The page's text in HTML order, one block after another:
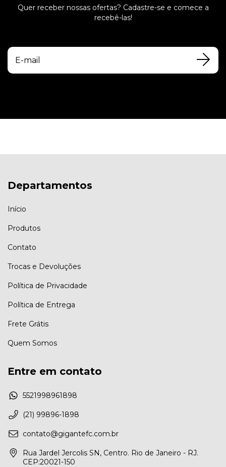
Quer receber nossas ofertas? Cadastre-se e comece a
recebê-las!
Departamentos
Início
Produtos
Contato
Trocas e Devoluções
Política de Privacidade
Política de Entrega
Frete Grátis
Quem Somos
Entre em contato
5521998961898
(21) 99896-1898
contato@gigantefc.com.br
Rua Jardel Jercolis SN, Centro. Rio de Janeiro - RJ.
CEP:20021-150